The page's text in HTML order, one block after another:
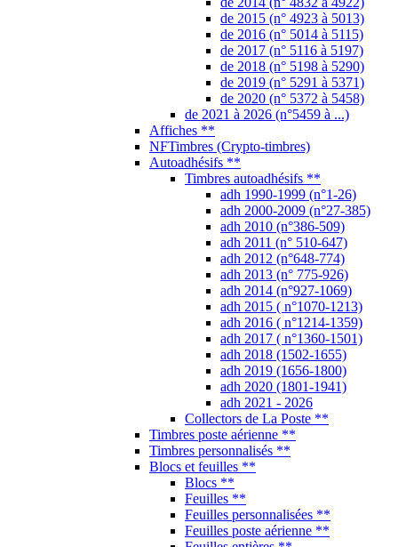
de 2015 (n° 4923 à 5013)
de 2016 (n° 5014 à 5115)
de 2017 (n° 5116 à 5197)
de 2018 (n° 5198 à 5290)
de 2019 (n° 5291 à 5371)
de 2020 (n° 5372 à 5458)
de 2021 à 2026 (n°5459 à ...)
Affiches **
NFTimbres (Crypto-timbres)
Autoadhésifs **
Timbres autoadhésifs **
adh 1990-1999 (n°1-26)
adh 2000-2009 (n°27-385)
adh 2010 (n°386-509)
adh 2011 (n° 510-647)
adh 2012 (n°648-774)
adh 2013 (n° 775-926)
adh 2014 (n°927-1069)
adh 2015 ( n°1070-1213)
adh 2016 ( n°1214-1359)
adh 2017 ( n°1360-1501)
adh 2018 (1502-1655)
adh 2019 (1656-1800)
adh 2020 (1801-1941)
adh 2021 - 2026
Collectors de La Poste **
Timbres poste aérienne **
Timbres personnalisés **
Blocs et feuilles **
Blocs **
Feuilles **
Feuilles personnalisées **
Feuilles poste aérienne **